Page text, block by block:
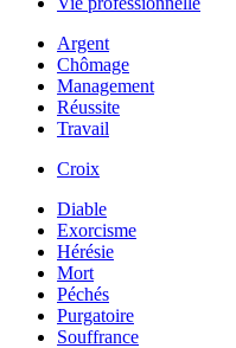
Argent
Chômage
Management
Réussite
Travail
Croix
Diable
Exorcisme
Hérésie
Mort
Péchés
Purgatoire
Souffrance